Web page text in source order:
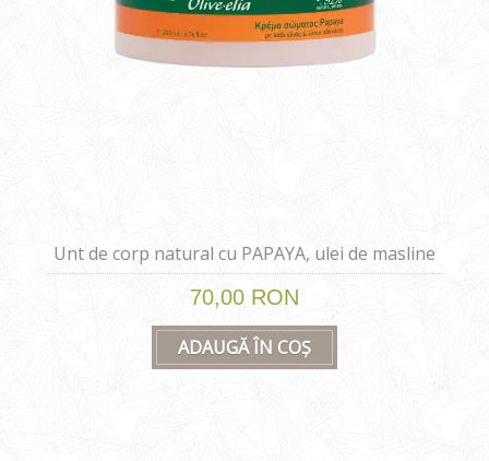
ADAUGĂ ÎN COȘ
Unt de corp natural cu PAPAYA, ulei de masline
si avocado 200 ml
70,00 RON